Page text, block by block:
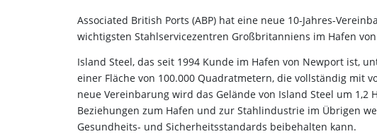
Associated British Ports (ABP) hat eine neue 10-Jahres-
wichtigsten Stahlservicezentren Großbritanniens im Hafen
Island Steel, das seit 1994 Kunde im Hafen von Newport ist,
einer Fläche von 100.000 Quadratmetern, die vollständig mit
neue Vereinbarung wird das Gelände von Island Steel um
Beziehungen zum Hafen und zur Stahlindustrie im Übrigen
Gesundheits- und Sicherheitsstandards beibehalten kann.